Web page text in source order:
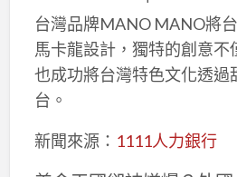
台灣品牌MANO MANO將
馬卡龍設計，獨特的創意不
也成功將台灣特色文化透過
台。
新聞來源： 1111人力銀行